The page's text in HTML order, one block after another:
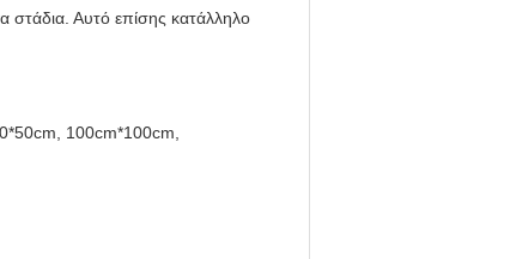
στάδια. Αυτό επίσης κατάλληλο
100cm*100cm,